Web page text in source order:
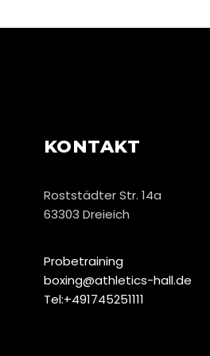
KONTAKT
Roststädter Str. 14a
63303 Dreieich
Probetraining
boxing@athletics-hall.de
Tel:+491745251111